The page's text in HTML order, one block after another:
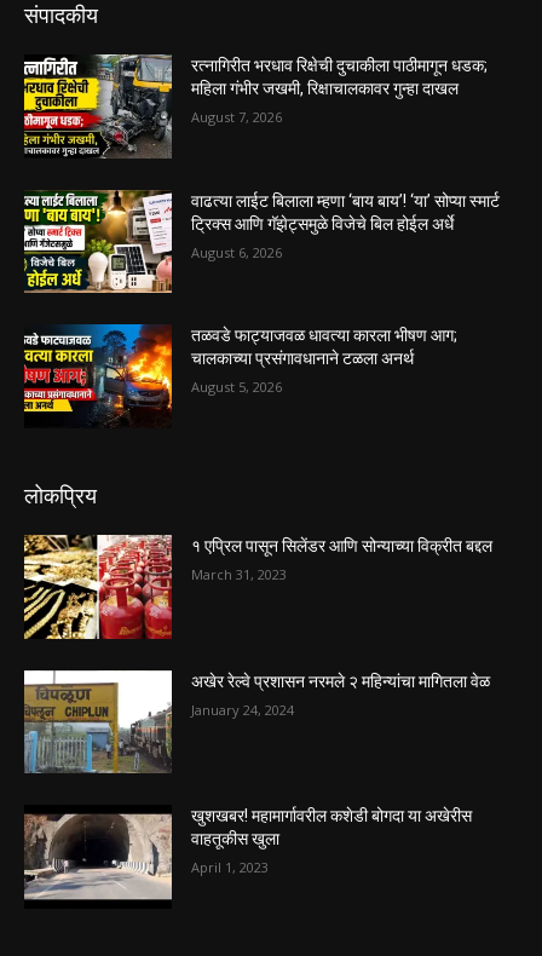
संपादकीय
रत्नागिरीत भरधाव रिक्षेची दुचाकीला पाठीमागून धडक;
महिला गंभीर जखमी, रिक्षाचालकावर गुन्हा दाखल
August 7, 2026
वाढत्या लाईट बिलाला म्हणा ‘बाय बाय’! ‘या’ सोप्या स्मार्ट
ट्रिक्स आणि गॅझेट्समुळे विजेचे बिल होईल अर्धे
August 6, 2026
तळवडे फाट्याजवळ धावत्या कारला भीषण आग;
चालकाच्या प्रसंगावधानाने टळला अनर्थ
August 5, 2026
लोकप्रिय
१ एप्रिल पासून सिलेंडर आणि सोन्याच्या विक्रीत बद्दल
March 31, 2023
अखेर रेल्वे प्रशासन नरमले २ महिन्यांचा मागितला वेळ
January 24, 2024
खुशखबर! महामार्गावरील कशेडी बोगदा या अखेरीस
वाहतूकीस खुला
April 1, 2023